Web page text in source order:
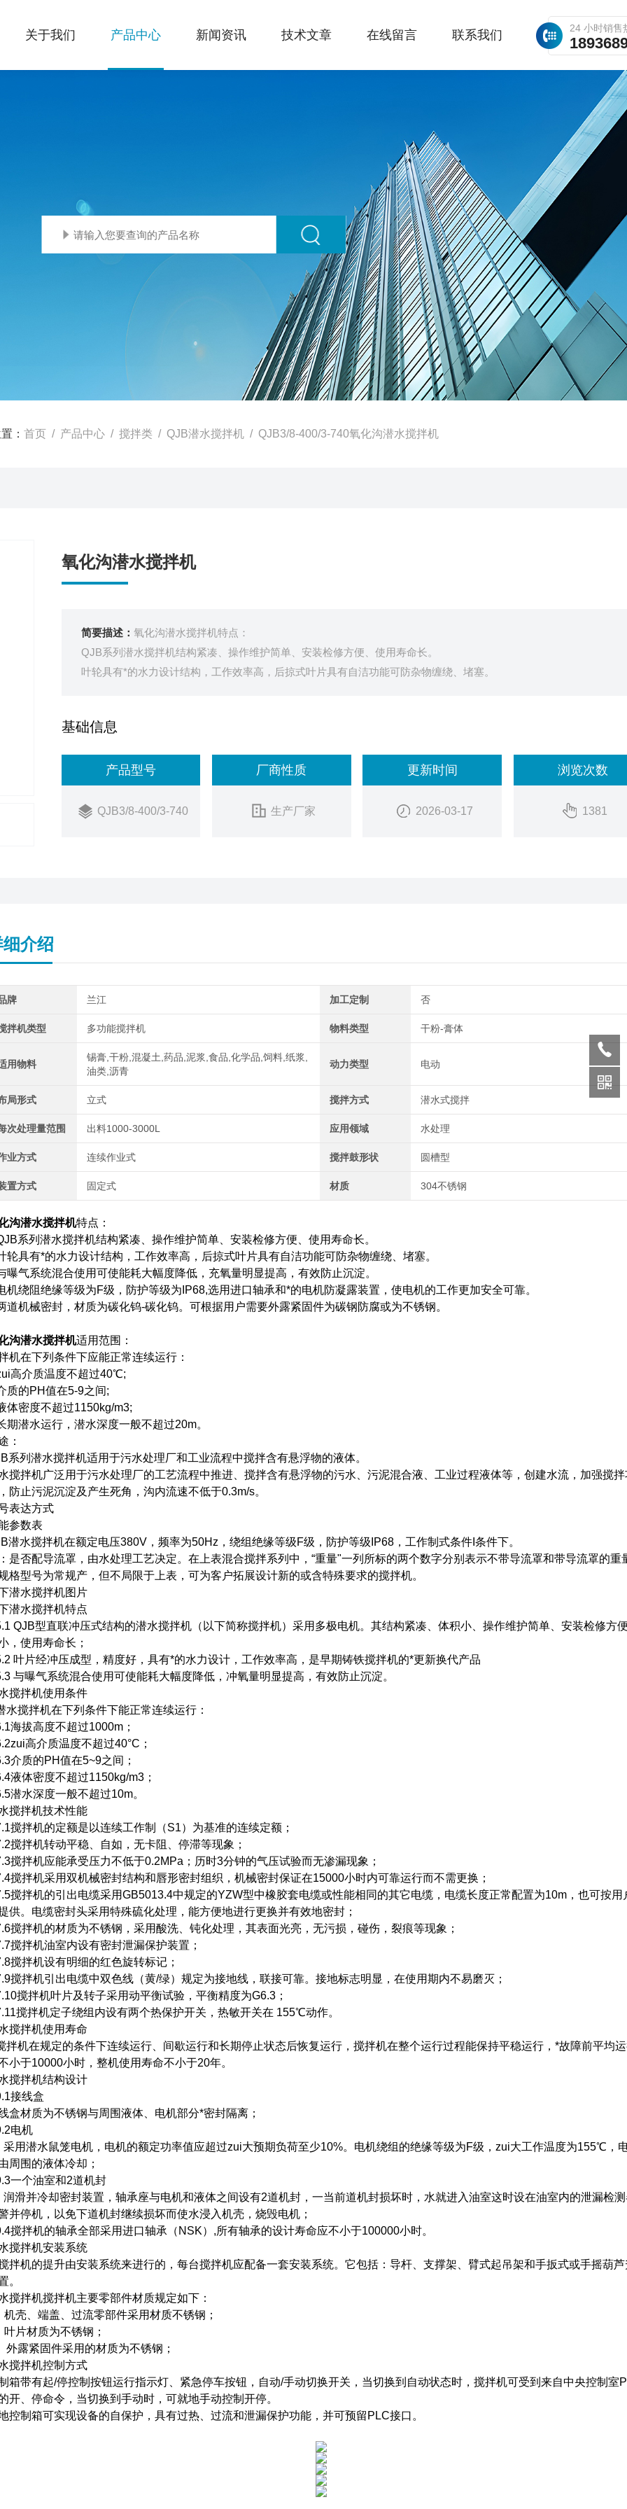
24 小时销售
关于我们 产品中心 新闻资讯 技术文章 在线留言 联系我们
： 首页 / 产品中心 / 搅拌类 / QJB潜水搅拌机 / QJB3/8-400/3-740氧化沟潜水搅拌机
氧化沟潜水搅拌机
简要描述： 氧化沟潜水搅拌机特点：
QJB系列潜水搅拌机结构紧凑、操作维护简单、安装检修方便、使用寿命长。
叶轮具有*的水力设计结构，工作效率高，后掠式叶片具有自洁功能可防杂物缠绕、堵塞。
基础信息
产品型号
QJB3/8-400/3-740
厂商性质
生产厂家
更新时间
2026-03-17
浏览次数
1381
介绍
牌 兰江 加工定制 否
拌机类型 多功能搅拌机 物料类型 干粉-膏体
用物料
锡膏,干粉,混凝土,药品,泥浆,食品,化学品,饲料,纸浆,
油类,沥青
动力类型 电动
局形式 立式 搅拌方式 潜水式搅拌
次处理量范围 出料1000-3000L 应用领域 水处理
业方式 连续作业式 搅拌鼓形状 圆槽型
置方式 固定式 材质 304不锈钢
沟潜水搅拌机特点：
系列潜水搅拌机结构紧凑、操作维护简单、安装检修方便、使用寿命长。
轮具有*的水力设计结构，工作效率高，后掠式叶片具有自洁功能可防杂物缠绕、堵塞。
曝气系统混合使用可使能耗大幅度降低，充氧量明显提高，有效防止沉淀。
机绕阻绝缘等级为F级，防护等级为IP68,选用进口轴承和*的电机防凝露装置，使电机的工作更加安全可靠。
道机械密封，材质为碳化钨-碳化钨。可根据用户需要外露紧固件为碳钢防腐或为不锈钢。
沟潜水搅拌机适用范围：
机在下列条件下应能正常连续运行：
高介质温度不超过40℃;
质的PH值在5-9之间;
体密度不超过1150kg/m3;
期潜水运行，潜水深度一般不超过20m。
：
系列潜水搅拌机适用于污水处理厂和工业流程中搅拌含有悬浮物的液体。
搅拌机广泛用于污水处理厂的工艺流程中推进、搅拌含有悬浮物的污水、污泥混合液、工业过程液体等，创建水流，加强搅拌
防止污泥沉淀及产生死角，沟内流速不低于0.3m/s。
表达方式
参数表
潜水搅拌机在额定电压380V，频率为50Hz，绕组绝缘等级F级，防护等级IP68，工作制式条件I条件下。
是否配导流罩，由水处理工艺决定。在上表混合搅拌系列中，“重量"一列所标的两个数字分别表示不带导流罩和带导流罩的重
格型号为常规产，但不局限于上表，可为客户拓展设计新的或含特殊要求的搅拌机。
潜水搅拌机图片
潜水搅拌机特点
QJB型直联冲压式结构的潜水搅拌机（以下简称搅拌机）采用多极电机。其结构紧凑、体积小、操作维护简单、安装检修方
，使用寿命长；
叶片经冲压成型，精度好，具有*的水力设计，工作效率高，是早期铸铁搅拌机的*更新换代产品
与曝气系统混合使用可使能耗大幅度降低，冲氧量明显提高，有效防止沉淀。
搅拌机使用条件
搅拌机在下列条件下能正常连续运行：
海拔高度不超过1000m；
高介质温度不超过40°C；
介质的PH值在5~9之间；
液体密度不超过1150kg/m3；
潜水深度一般不超过10m。
搅拌机技术性能
搅拌机的定额是以连续工作制（S1）为基准的连续定额；
搅拌机转动平稳、自如，无卡阻、停滞等现象；
搅拌机应能承受压力不低于0.2MPa；历时3分钟的气压试验而无渗漏现象；
搅拌机采用双机械密封结构和唇形密封组织，机械密封保证在15000小时内可靠运行而不需更换；
搅拌机的引出电缆采用GB5013.4中规定的YZW型中橡胶套电缆或性能相同的其它电缆，电缆长度正常配置为10m，也可按用
供。电缆密封头采用特殊硫化处理，能方便地进行更换并有效地密封；
搅拌机的材质为不锈钢，采用酸洗、钝化处理，其表面光亮，无污损，碰伤，裂痕等现象；
搅拌机油室内设有密封泄漏保护装置；
搅拌机设有明细的红色旋转标记；
搅拌机引出电缆中双色线（黄/绿）规定为接地线，联接可靠。接地标志明显，在使用期内不易磨灭；
搅拌机叶片及转子采用动平衡试验，平衡精度为G6.3；
搅拌机定子绕组内设有两个热保护开关，热敏开关在 155℃动作。
搅拌机使用寿命
机在规定的条件下连续运行、间歇运行和长期停止状态后恢复运行，搅拌机在整个运行过程能保持平稳运行，*故障前平均
小于10000小时，整机使用寿命不小于20年。
搅拌机结构设计
接线盒
盒材质为不锈钢与周围液体、电机部分*密封隔离；
电机
潜水鼠笼电机，电机的额定功率值应超过zui大预期负荷至少10%。电机绕组的绝缘等级为F级，zui大工作温度为155℃，
周围的液体冷却；
一个油室和2道机封
并冷却密封装置，轴承座与电机和液体之间设有2道机封，一当前道机封损坏时，水就进入油室这时设在油室内的泄漏检
并停机，以免下道机封继续损坏而使水浸入机壳，烧毁电机；
搅拌机的轴承全部采用进口轴承（NSK）,所有轴承的设计寿命应不小于100000小时。
搅拌机安装系统
机的提升由安装系统来进行的，每台搅拌机应配备一套安装系统。它包括：导杆、支撑架、臂式起吊架和手扳式或手摇葫芦
。
搅拌机搅拌机主要零部件材质规定如下：
机壳、端盖、过流零部件采用材质不锈钢；
叶片材质为不锈钢；
外露紧固件采用的材质为不锈钢；
搅拌机控制方式
箱带有起/停控制按钮运行指示灯、紧急停车按钮，自动/手动切换开关，当切换到自动状态时，搅拌机可受到来自中央控制室
开、停命令，当切换到手动时，可就地手动控制开停。
控制箱可实现设备的自保护，具有过热、过流和泄漏保护功能，并可预留PLC接口。